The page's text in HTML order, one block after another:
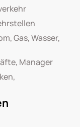
Gas, Wasser,
Manager